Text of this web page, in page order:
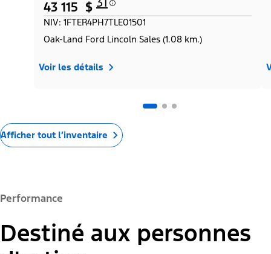
43 115 $
NIV: 1FTER4PH7TLE01501
Oak-Land Ford Lincoln Sales (1.08 km.)
Voir les détails
Afficher tout l’inventaire
Performance
Destiné aux personnes